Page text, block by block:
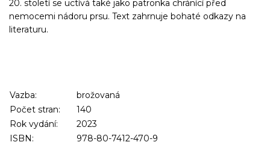
20. století se uctívá také jako patronka chránící před
nemocemi nádoru prsu. Text zahrnuje bohaté odkazy na
literaturu.
Vazba:
brožovaná
Počet stran:
140
Rok vydání:
2023
ISBN:
978-80-7412-470-9